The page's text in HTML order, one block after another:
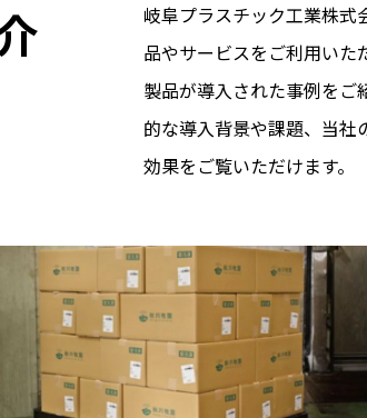
岐阜プラスチック工業株式
品やサービスをご利用いた
製品が導入された事例をご
的な導入背景や課題、当社
効果をご覧いただけます。